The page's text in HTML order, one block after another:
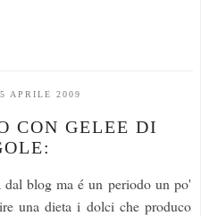
APRILE 2009
CON GELEE DI
blog ma é un periodo un po'
una dieta i dolci che produco